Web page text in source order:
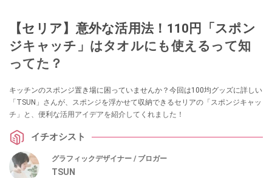
【セリア】意外な活用法！110円「スポン
ジキャッチ」はタオルにも使えるって知
ってた？
キッチンのスポンジ置き場に困っていませんか？今回は100均グッズに詳しい
「TSUN」さんが、スポンジを浮かせて収納できるセリアの「スポンジキャッ
チ」と、便利な活用アイデアを紹介してくれました！
イチオシスト
グラフィックデザイナー / ブロガー
TSUN